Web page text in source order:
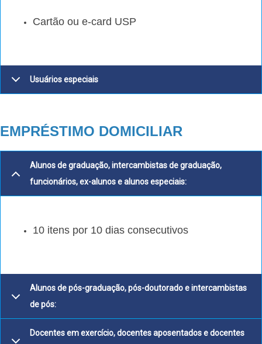
Cartão ou e-card USP
Usuários especiais
EMPRÉSTIMO DOMICILIAR
Alunos de graduação, intercambistas de graduação,
funcionários, ex-alunos e alunos especiais:
10 itens por 10 dias consecutivos
Alunos de pós-graduação, pós-doutorado e intercambistas
de pós:
Docentes em exercício, docentes aposentados e docentes